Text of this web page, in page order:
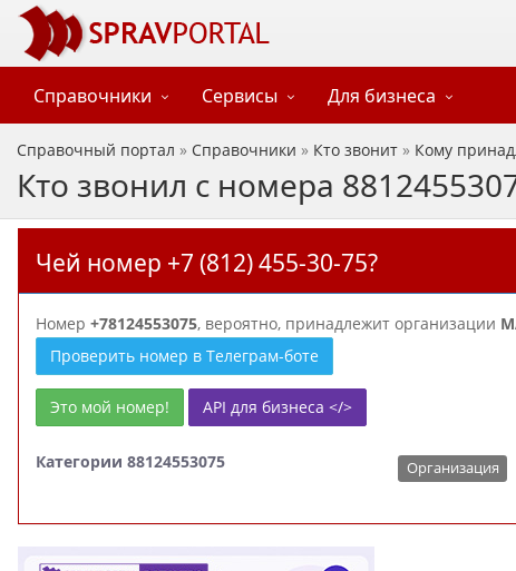
Справочники Сервисы Для бизнеса
Справочный портал » Справочники » Кто звонит » Кому
Кто звонил с номера
Чей номер +7 (812) 455-30-75?
Номер +78124553075, вероятно, принадлежит организации
Проверить номер в Телеграм-боте
Это мой номер! API для бизнеса </>
Категории 88124553075 Организация